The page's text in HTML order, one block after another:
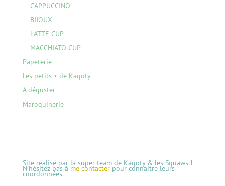
CAPPUCCINO
BIJOUX
LATTE CUP
MACCHIATO CUP
Papeterie
Les petits + de Kaqoty
A déguster
Maroquinerie
Site réalisé par la super team de Kaqoty & les Squaws !
N’hésitez pas à me contacterpour connaitre leurs
coordonnées.